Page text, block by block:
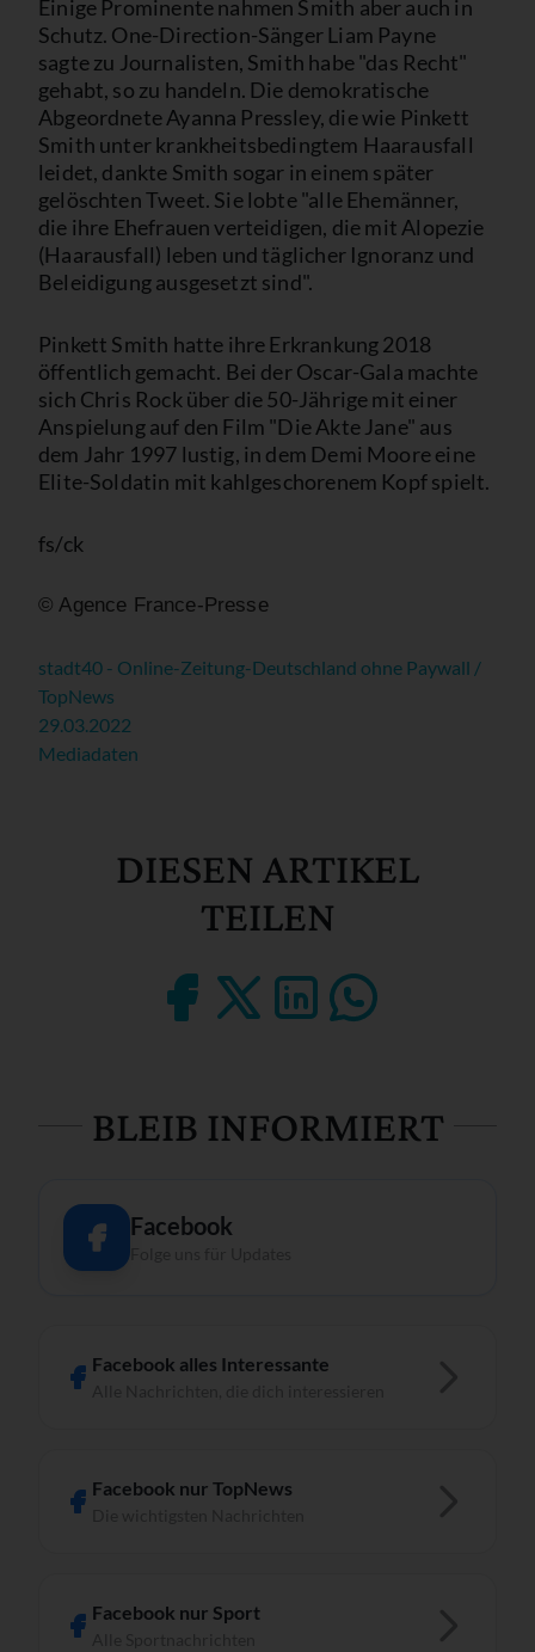
Einige Prominente nahmen Smith aber auch in
Schutz. One-Direction-Sänger Liam Payne
sagte zu Journalisten, Smith habe "das Recht"
gehabt, so zu handeln. Die demokratische
Abgeordnete Ayanna Pressley, die wie Pinkett
Smith unter krankheitsbedingtem Haarausfall
leidet, dankte Smith sogar in einem später
gelöschten Tweet. Sie lobte "alle Ehemänner,
die ihre Ehefrauen verteidigen, die mit Alopezie
(Haarausfall) leben und täglicher Ignoranz und
Beleidigung ausgesetzt sind".
Pinkett Smith hatte ihre Erkrankung 2018
öffentlich gemacht. Bei der Oscar-Gala machte
sich Chris Rock über die 50-Jährige mit einer
Anspielung auf den Film "Die Akte Jane" aus
dem Jahr 1997 lustig, in dem Demi Moore eine
Elite-Soldatin mit kahlgeschorenem Kopf spielt.
fs/ck
© Agence France-Presse
stadt40 - Online-Zeitung-Deutschland ohne Paywall /
TopNews
29.03.2022
Mediadaten
DIESEN ARTIKEL
TEILEN
BLEIB INFORMIERT
Facebook
Facebook alles Interessante
Facebook nur TopNews
Facebook nur Sport